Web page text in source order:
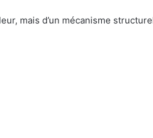
mais d’un mécanisme